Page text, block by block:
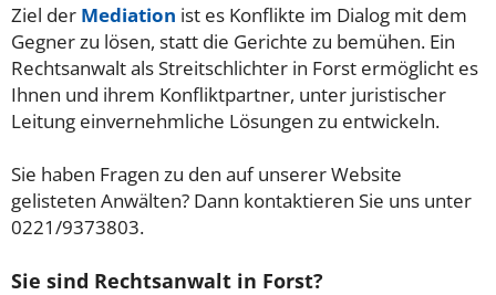
Ziel der Mediation ist es Konflikte im Dialog mit dem
Gegner zu lösen, statt die Gerichte zu bemühen. Ein
Rechtsanwalt als Streitschlichter in Forst ermöglicht es
Ihnen und ihrem Konfliktpartner, unter juristischer
Leitung einvernehmliche Lösungen zu entwickeln.
Sie haben Fragen zu den auf unserer Website
gelisteten Anwälten? Dann kontaktieren Sie uns unter
0221/9373803.
Sie sind Rechtsanwalt in Forst?